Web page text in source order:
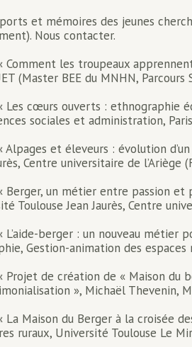
et mémoires des jeunes
Nous contacter.
Comment les troupeaux
(Master BEE du MNHN,
Les cœurs ouverts : ethnographie
sociales et administration,
Alpages et éleveurs : évolution
Centre universitaire de l’Ariège
Berger, un métier entre passion
Toulouse Jean Jaurès, Centre
L’aide-berger : un nouveau
Gestion-animation des
Projet de création de « Maison du
», Michaël Thevenin,
La Maison du Berger à la croisée
ruraux, Université Toulouse Le